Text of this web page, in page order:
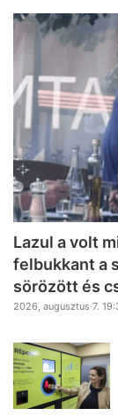
Lazul a volt
felbukkant a
sörözött és
2026, augusztus 7.